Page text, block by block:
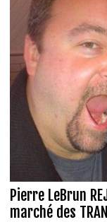
Pierre LeBrun
marché des